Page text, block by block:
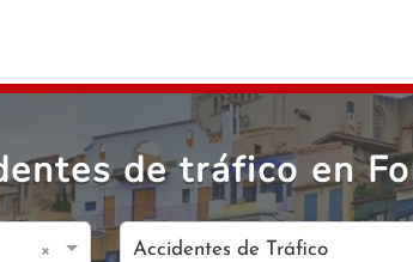
de tráfico en
× Accidentes de Tráfico